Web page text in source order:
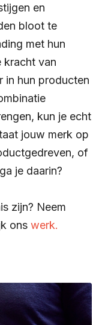
en
bloot te
met hun
kracht van
in hun producten
kun je echt
jouw merk op
of
je daarin?
zijn? Neem
ons werk.